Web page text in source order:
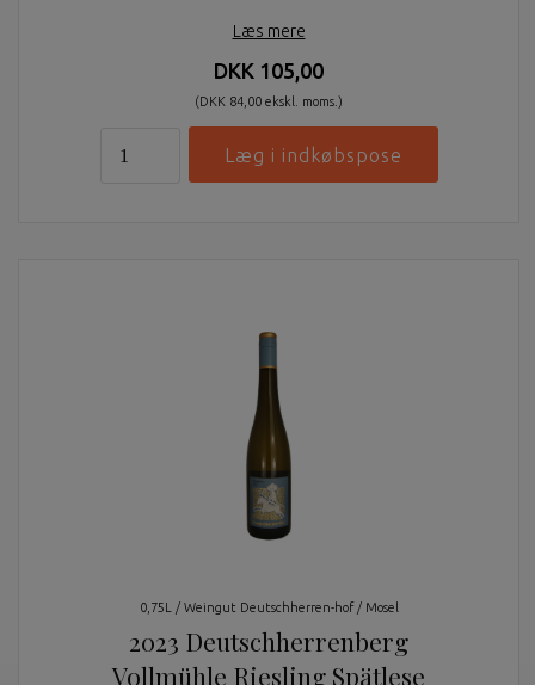
Læs mere
DKK 105,00
(DKK 84,00 ekskl. moms.)
0,75L / Weingut Deutschherren-hof / Mosel
2023 Deutschherrenberg
Vollmühle Riesling Spätlese